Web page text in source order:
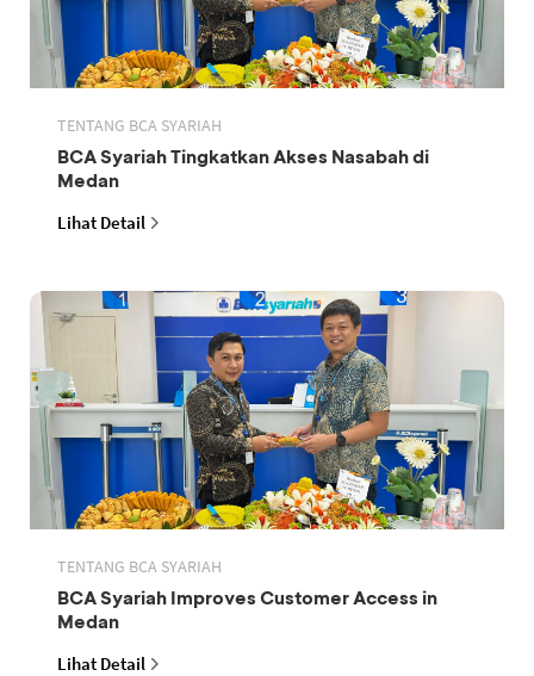
TENTANG BCA SYARIAH
BCA Syariah Tingkatkan Akses Nasabah di
Medan
Lihat Detail
TENTANG BCA SYARIAH
BCA Syariah Improves Customer Access in
Medan
Lihat Detail